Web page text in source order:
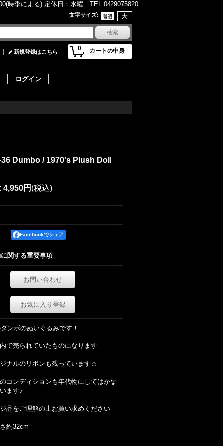
時季による) 定休日：水曜 TEL 0429075820
文字サイズ:
0 カートの中身
新規登録はこちら
ログイン
Dumbo / 1970's Plush Doll
: 4,950円 (税込)
Facebookでシェア
関する重要事項
お問い合わせ
お気に入り登録
ンボのぬいぐるみです！
で売られていたものになります
ナルのリボンも残っています☆
コンディションも年代物にしてはかな
ます♪
品をご理解の上お買い求めください
約32cm